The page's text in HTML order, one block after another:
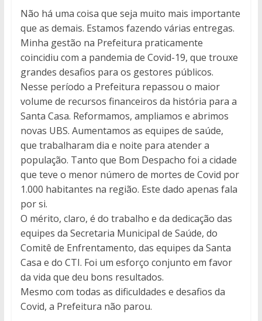
Não há uma coisa que seja muito mais importante
que as demais. Estamos fazendo várias entregas.
Minha gestão na Prefeitura praticamente
coincidiu com a pandemia de Covid-19, que trouxe
grandes desafios para os gestores públicos.
Nesse período a Prefeitura repassou o maior
volume de recursos financeiros da história para a
Santa Casa. Reformamos, ampliamos e abrimos
novas UBS. Aumentamos as equipes de saúde,
que trabalharam dia e noite para atender a
população. Tanto que Bom Despacho foi a cidade
que teve o menor número de mortes de Covid por
1.000 habitantes na região. Este dado apenas fala
por si.
O mérito, claro, é do trabalho e da dedicação das
equipes da Secretaria Municipal de Saúde, do
Comitê de Enfrentamento, das equipes da Santa
Casa e do CTI. Foi um esforço conjunto em favor
da vida que deu bons resultados.
Mesmo com todas as dificuldades e desafios da
Covid, a Prefeitura não parou.